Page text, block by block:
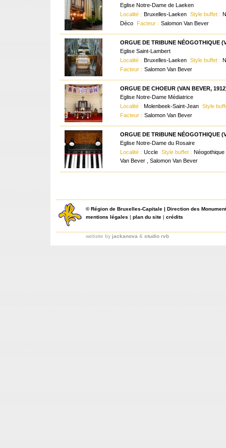
Eglise Notre-Dame de Laeken
Localité : Bruxelles-Laeken Style buffet :
Déco
Facteur : Salomon Van Bever
ORGUE DE TRIBUNE NÉOGOTHIQUE
Eglise Saint-Lambert
Localité : Bruxelles-Laeken Style buffet :
Facteur : Salomon Van Bever
ORGUE DE CHOEUR (VAN BEVER,
Eglise Notre-Dame Médiatrice
Localité : Molenbeek-Saint-Jean Style
Facteur : Salomon Van Bever
ORGUE DE TRIBUNE NÉOGOTHIQUE
Eglise Notre-Dame du Rosaire
Localité : Uccle Style buffet : Néogothique
Van Bever , Salomon Van Bever
©Région de Bruxelles-Capitale | Direction des
mentions légales | plan du site | crédits
website by jackanova & studio rvb